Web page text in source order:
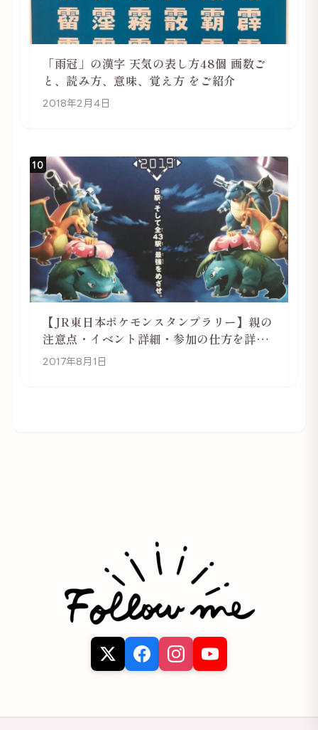
「雨冠」の漢字 天気の表し方48個 画数ご
と、読み方、意味、覚え方 をご紹介
2018年2月4日
10
【JR東日本ポケモンスタンプラリー】親の
注意点・イベント詳細・参加の仕方を詳し
く解説
2017年8月1日